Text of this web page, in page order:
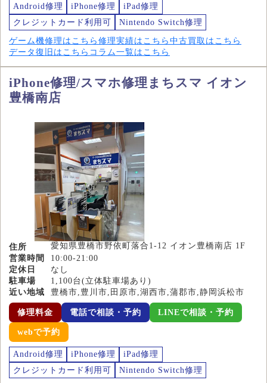
Android修理 iPhone修理
iPad修理
クレジットカード利用可
Nintendo Switch修理
ゲーム機修理はこちら 修理実績はこちら 中古買取はこちら
データ復旧はこちら コラム一覧はこちら
iPhone修理/スマホ修理まちスマ イオン
豊橋南店
住所
愛知県豊橋市野依町落合1-12 イオン豊橋南店 1F
営業時間
10:00-21:00
定休日
なし
駐車場
1,100台(立体駐車場あり)
近い地域
豊橋市,豊川市,田原市,湖西市,蒲郡市,静岡浜松市
修理料金 電話で相談・予約 LINEで相談・予約
webで予約
Android修理 iPhone修理
iPad修理
クレジットカード利用可
Nintendo Switch修理